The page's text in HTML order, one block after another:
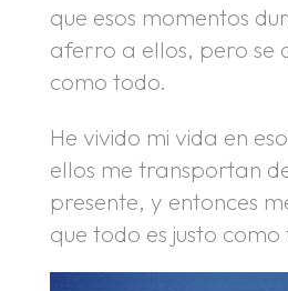
que esos momentos
aferro a ellos, pero se
como todo.
He vivido mi vida en
ellos me transportan
presente, y entonces
que todo es justo como